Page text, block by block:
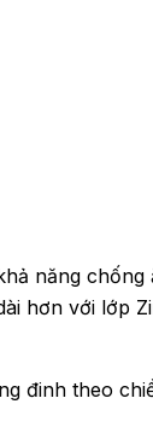
năng
hơn với lớp
đinh theo